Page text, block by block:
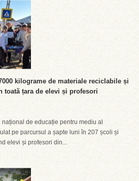
kilograme de materiale reciclabile și
toată țara de elevi și profesori
de educație pentru mediu al
pe parcursul a șapte luni în 207 școli și
elevi și profesori din...